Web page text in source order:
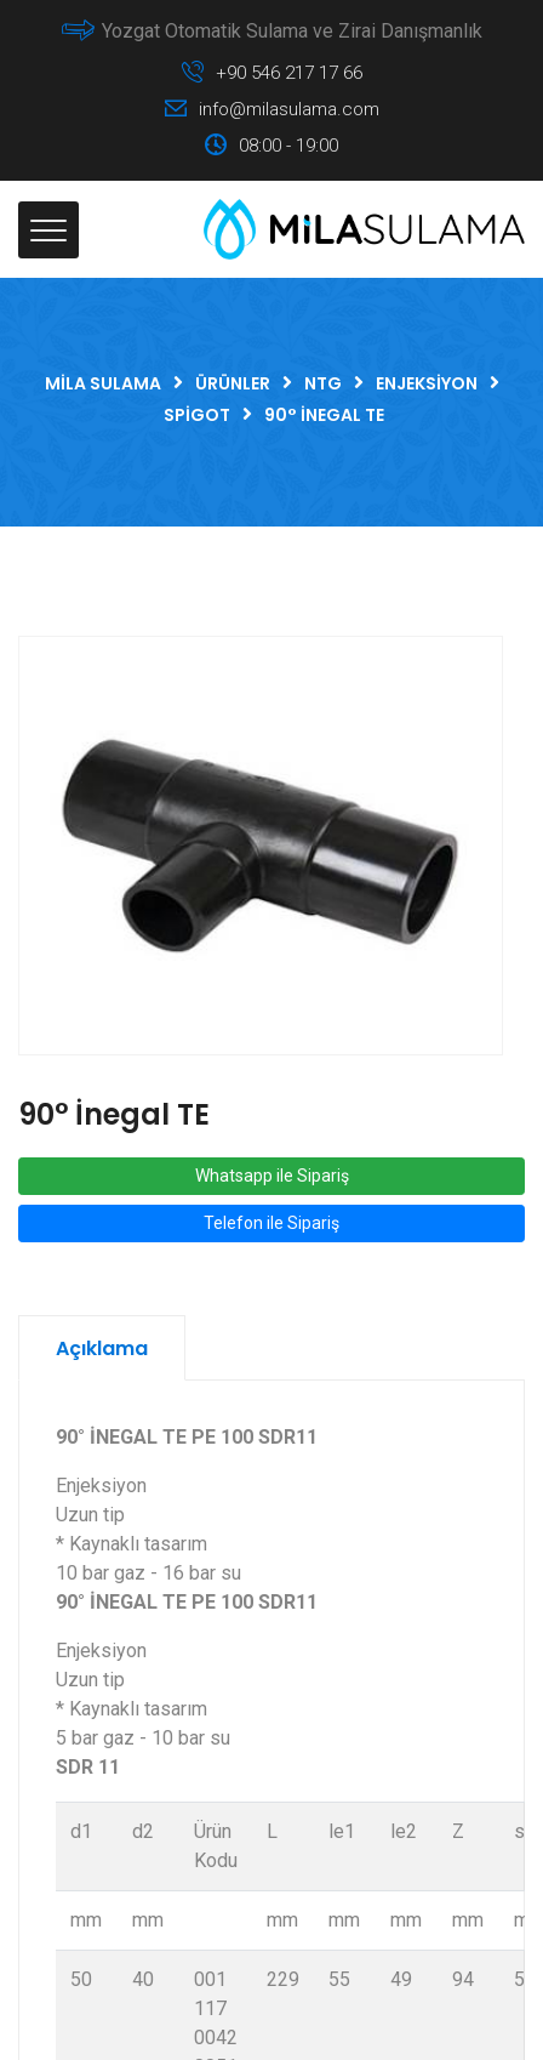
Yozgat Otomatik Sulama ve Zirai Danışmanlık
+90 546 217 17 66
info@milasulama.com
08:00 - 19:00
MILA SULAMA ÜRÜNLER NTG
ENJEKSIYON
SPIGOT
90° İNEGAL TE
90° İnegal TE
Whatsapp ile Sipariş
Telefon ile Sipariş
Açıklama
90° İNEGAL TE PE 100 SDR11
Enjeksiyon
Uzun tip
* Kaynaklı tasarım
10 bar gaz - 16 bar su
90° İNEGAL TE PE 100 SDR11
Enjeksiyon
Uzun tip
* Kaynaklı tasarım
5 bar gaz - 10 bar su
SDR 11
d1 d2
Ürün
Kodu
L le1 le2 Z s1
mm mm mm mm mm mm
50 40
001
117
0042
229 55 49 94 5,8